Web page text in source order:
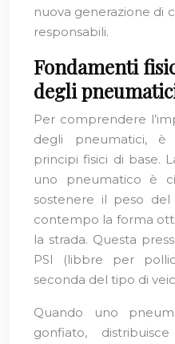
nuova generazione di
responsabili.
Fondamenti
degli
Per comprendere
degli pneumatici, è
principi fisici di base.
uno pneumatico è
sostenere il peso
contempo la forma
la strada. Questa
PSI (libbre per
seconda del tipo di
Quando uno
gonfiato,